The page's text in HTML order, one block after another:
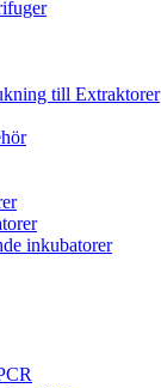
till Extraktorer
inkubatorer